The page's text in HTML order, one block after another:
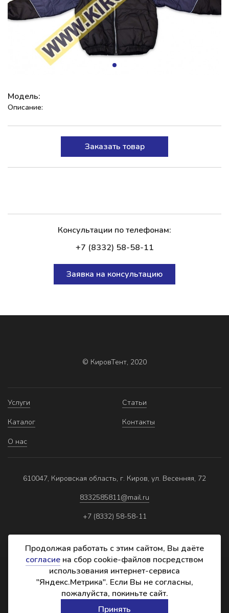
Модель:
Описание:
Заказать товар
Консультации по телефонам:
+7 (8332) 58-58-11
Заявка на консультацию
© КировТент, 2020
Услуги
Каталог
О нас
Статьи
Контакты
610047, Кировская область, г. Киров, ул. Весенняя, 72
8332585811@mail.ru
+7 (8332) 58-58-11
Политика обработки персональных данных
Реквизиты
Создание сайта:
Продолжая работать с этим сайтом, Вы даёте
согласие на сбор cookie-файлов посредством
использования интернет-сервиса
"Яндекс.Метрика". Если Вы не согласны,
пожалуйста, покиньте сайт.
Принять